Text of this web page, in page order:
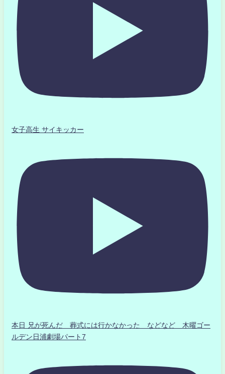
女子高生 サイキッカー
本日 兄が死んだ 葬式には行かなかった などなど 木曜ゴー
ルデン日浦劇場パート7